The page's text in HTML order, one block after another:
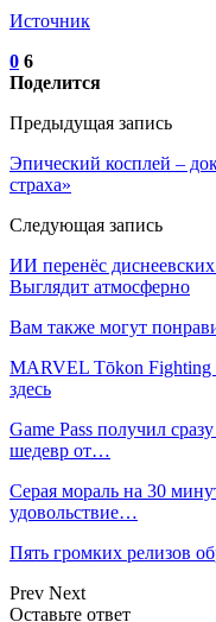
Источник
0 6
Поделится
Предыдущая запись
Эпический косплей –
страха»
Следующая запись
ИИ перенёс
Выглядит атмосферно
Вам также могут
MARVEL Tōkon Fighting
здесь
Game Pass получил
шедевр от…
Серая мораль на 30
удовольствие…
Пять громких релизов
Prev Next
Оставьте ответ